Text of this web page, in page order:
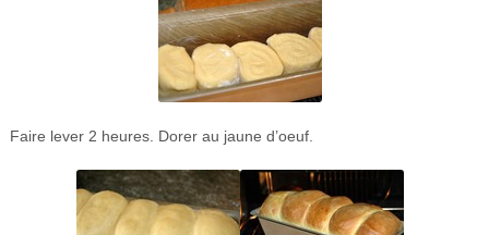
Faire lever 2 heures. Dorer au jaune d’oeuf.